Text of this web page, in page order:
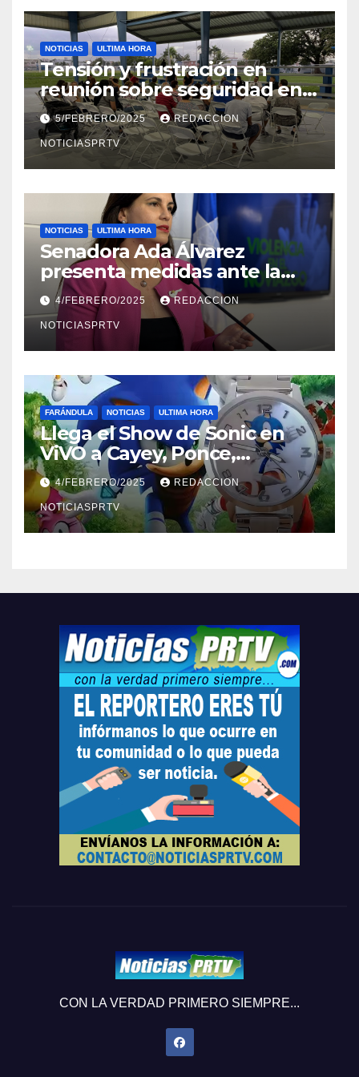
NOTICIAS ULTIMA HORA
Tensión y frustración en
reunión sobre seguridad en
Reparto Metropolitano
5/FEBRERO/2025 REDACCION
NOTICIASPRTV
NOTICIAS ULTIMA HORA
Senadora Ada Álvarez
presenta medidas ante la
violencia en el noviazgo
4/FEBRERO/2025 REDACCION
NOTICIASPRTV
FARÁNDULA NOTICIAS ULTIMA HORA
Llega el Show de Sonic en
ViVO a Cayey, Ponce,
Barceloneta y Humacao,
Relojes gratis para el que
compre ahora….
4/FEBRERO/2025 REDACCION
NOTICIASPRTV
CON LA VERDAD PRIMERO SIEMPRE...